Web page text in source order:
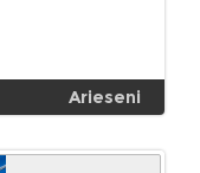
Arieseni